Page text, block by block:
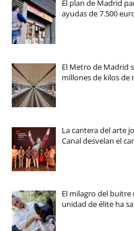
El plan de Madrid
ayudas de 7.500
El Metro de Madrid
millones de kilos
La cantera del arte
Canal desvelan el
El milagro del
unidad de élite ha